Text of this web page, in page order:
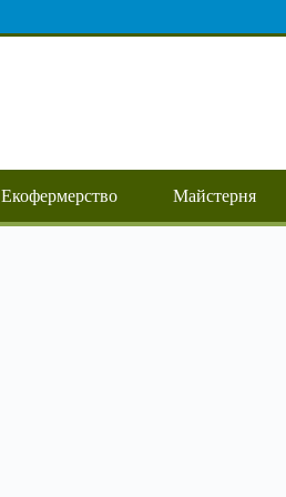
Екофермерство Майстерня